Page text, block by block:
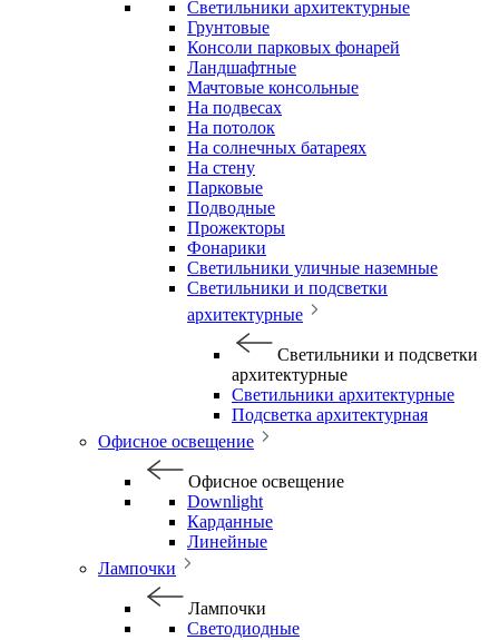
Светильники архитектурные
Грунтовые
Консоли парковых фонарей
Ландшафтные
Мачтовые консольные
На подвесах
На потолок
На солнечных батареях
На стену
Парковые
Подводные
Прожекторы
Фонарики
Светильники уличные наземные
Светильники и подсветки
архитектурные
Светильники и подсветки
архитектурные
Светильники архитектурные
Подсветка архитектурная
Офисное освещение
Офисное освещение
Downlight
Карданные
Линейные
Лампочки
Лампочки
Светодиодные